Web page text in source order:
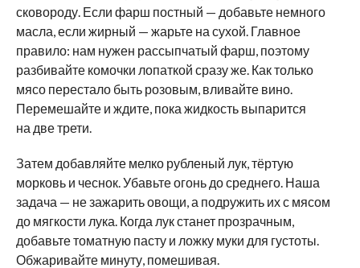
сковороду. Если фарш постный — добавьте немного
масла, если жирный — жарьте на сухой. Главное
правило: нам нужен рассыпчатый фарш, поэтому
разбивайте комочки лопаткой сразу же. Как только
мясо перестало быть розовым, вливайте вино.
Перемешайте и ждите, пока жидкость выпарится
на две трети.
Затем добавляйте мелко рубленый лук, тёртую
морковь и чеснок. Убавьте огонь до среднего. Наша
задача — не зажарить овощи, а подружить их с мясом
до мягкости лука. Когда лук станет прозрачным,
добавьте томатную пасту и ложку муки для густоты.
Обжаривайте минуту, помешивая.